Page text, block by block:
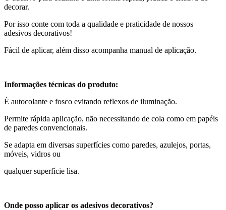
decorar.
Por isso conte com toda a qualidade e praticidade de nossos
adesivos decorativos!
Fácil de aplicar, além disso acompanha manual de aplicação.
Informações técnicas do produto:
É autocolante e fosco evitando reflexos de iluminação.
Permite rápida aplicação, não necessitando de cola como em papéis
de paredes convencionais.
Se adapta em diversas superfícies como paredes, azulejos, portas,
móveis, vidros ou
qualquer superfície lisa.
Onde posso aplicar os adesivos decorativos?